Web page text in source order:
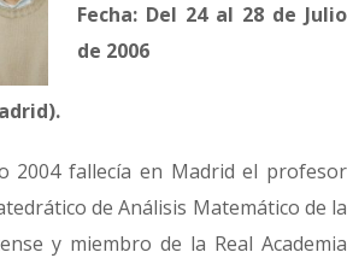
Fecha: Del 24 al 28 de Julio
de 2006
2004 fallecía en Madrid el profesor
de Análisis Matemático de la
y miembro de la Real Academia